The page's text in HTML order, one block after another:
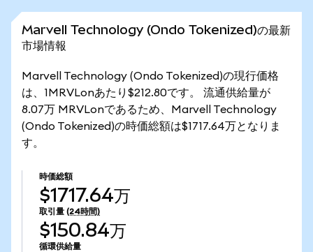
Marvell Technology (Ondo Tokenized)の最新
市場情報
Marvell Technology (Ondo Tokenized)の現行価格
は、1MRVLonあたり$212.80です。 流通供給量が
8.07万 MRVLonであるため、Marvell Technology
(Ondo Tokenized)の時価総額は$1717.64万となりま
す。
時価総額
$1717.64万
取引量 (24時間)
$150.84万
循環供給量